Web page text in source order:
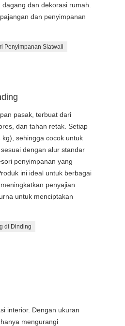
dan dekorasi rumah.
dan penyimpanan
Penyimpanan Slatwall
pasak, terbuat dari
dan tahan retak. Setiap
sehingga cocok untuk
dengan alur standar
penyimpanan yang
ini ideal untuk berbagai
penyajian
untuk menciptakan
di Dinding
interior. Dengan ukuran
mengurangi